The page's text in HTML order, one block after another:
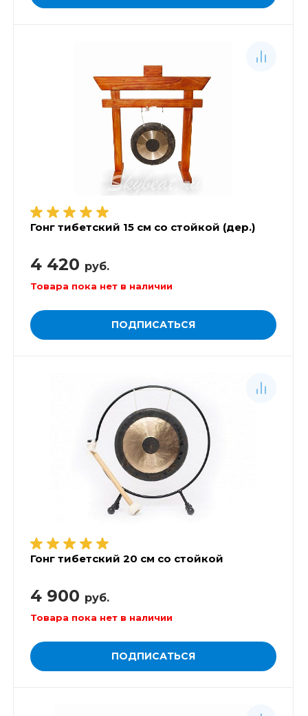
Гонг тибетский 15 см со стойкой (дер.)
4 420 руб.
Товара пока нет в наличии
ПОДПИСАТЬСЯ
Гонг тибетский 20 см со стойкой
4 900 руб.
Товара пока нет в наличии
ПОДПИСАТЬСЯ